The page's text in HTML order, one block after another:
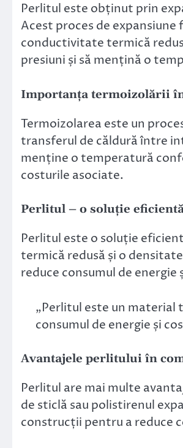
Perlitul este obținut prin
Acest proces de expansiune
conductivitate termică
presiuni și să mențină o
Importanța termoizolării
Termoizolarea este un
transferul de căldură între
menține o temperatură
costurile asociate.
Perlitul – o soluție
Perlitul este o soluție
termică redusă și o
reduce consumul de
„Perlitul este un
consumul de energie și
Avantajele perlitului în
Perlitul are mai multe
de sticlă sau polistirenul
construcții pentru a reduce